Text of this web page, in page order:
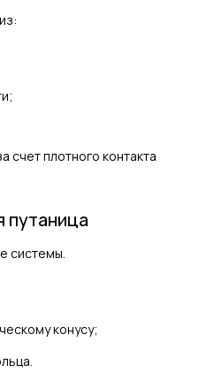
счет плотного контакта
путаница
системы.
конусу;